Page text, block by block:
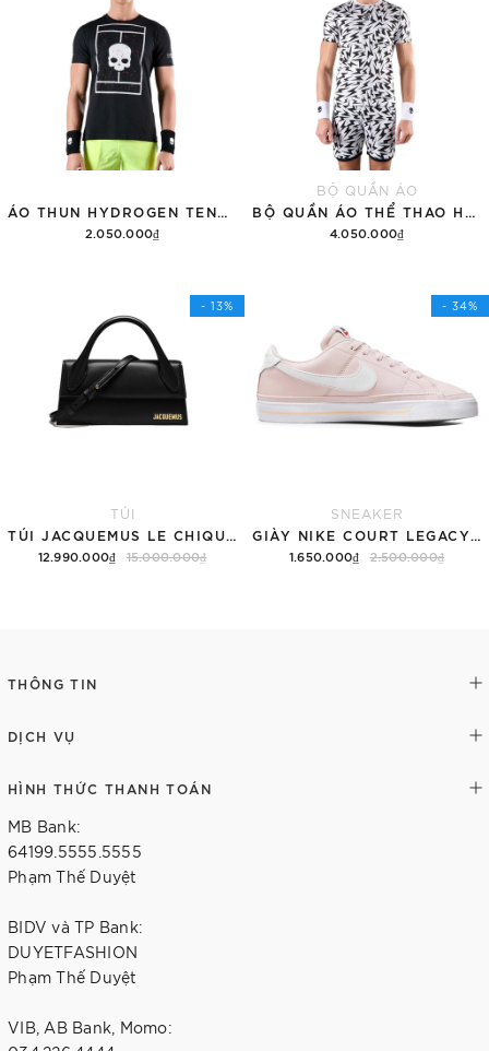
2.050.000₫
BỘ QUẦN ÁO
4.050.000₫
- 13%
TÚI
12.990.000₫ 15.000.000₫
- 34%
SNEAKER
1.650.000₫ 2.500.000₫
THÔNG TIN
DỊCH VỤ
HÌNH THỨC THANH TOÁN
MB Bank:
64199.5555.5555
Phạm Thế Duyệt
BIDV và TP Bank:
DUYETFASHION
Phạm Thế Duyệt
VIB, AB Bank, Momo: